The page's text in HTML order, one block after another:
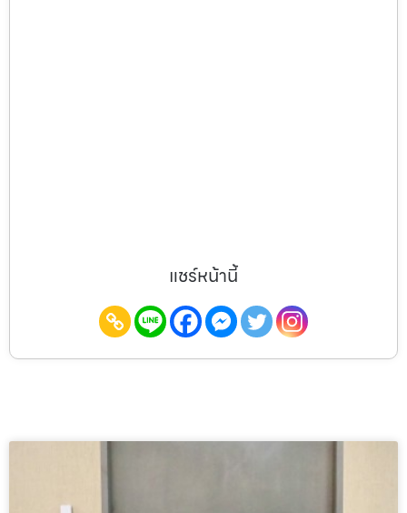
แชร์หน้านี้